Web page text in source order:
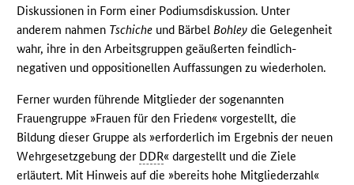
Diskussionen in Form einer Podiumsdiskussion. Unter
anderem nahmen Tschiche und BärbelBohley die Gelegenheit
wahr, ihre in den Arbeitsgruppen geäußerten feindlich-
negativen und oppositionellen Auffassungen zu wiederholen.
Ferner wurden führende Mitglieder der sogenannten
Frauengruppe »Frauen für den Frieden« vorgestellt, die
Bildung dieser Gruppe als »erforderlich im Ergebnis der neuen
Wehrgesetzgebung der DDR« dargestellt und die Ziele
erläutert. Mit Hinweis auf die »bereits hohe Mitgliederzahl«